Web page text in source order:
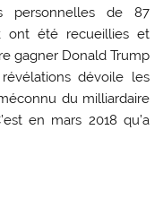
personnelles de 87
ont été recueillies et
gagner Donald Trump
dévoile les
du milliardaire
en mars 2018 qu’a